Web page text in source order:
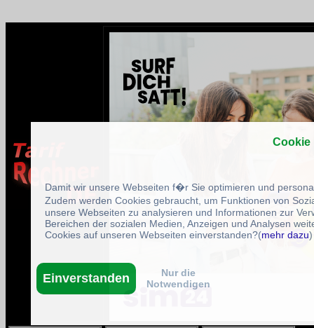
Cookie
Damit wir unsere Webseiten f�r Sie optimieren und
Zudem werden Cookies gebraucht, um Funktionen von
unsere Webseiten zu analysieren und Informationen zur
Bereichen der sozialen Medien, Anzeigen und Analysen
Cookies auf unseren Webseiten einverstanden?(mehr dazu)
Einverstanden
Nur die
Notwendigen